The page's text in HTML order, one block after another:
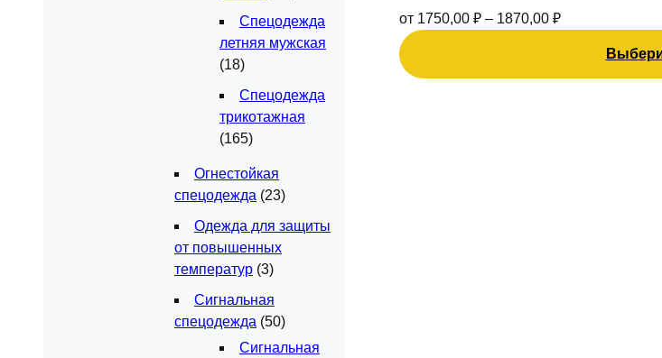
от 1750,00 ₽ – 1870,00 ₽
Опции
можно
выбрать
Спецодежда
летняя мужская
(18)
Спецодежда
трикотажная
(165)
Огнестойкая
спецодежда (23)
Одежда для защиты
от повышенных
температур (3)
Сигнальная
спецодежда (50)
Сигнальная